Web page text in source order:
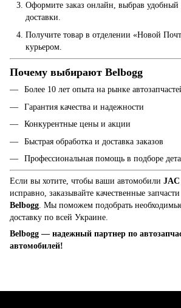
Оформите заказ онлайн, выбрав удобный
доставки.
Получите товар в отделении «Новой
курьером.
Почему выбирают Belbogg
Более 10 лет опыта на рынке
Гарантия качества и надежности
Конкурентные цены и акции
Быстрая обработка и доставка заказов
Профессиональная помощь в подборе
Если вы хотите, чтобы ваши автомобили JAC
исправно, заказывайте качественные
Belbogg. Мы поможем подобрать
доставку по всей Украине.
Belbogg — надежный партнер по
автомобилей!